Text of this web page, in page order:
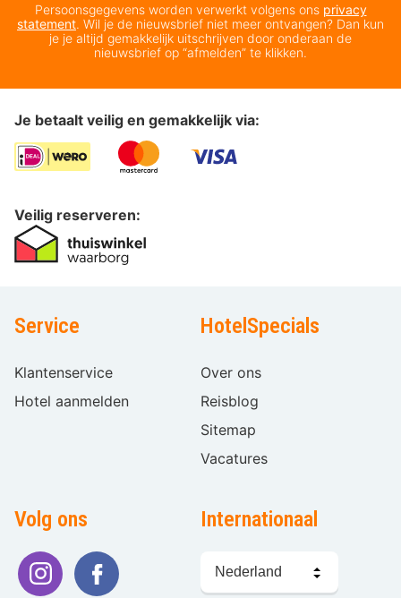
Persoonsgegevens worden verwerkt volgens ons privacy
statement. Wil je de nieuwsbrief niet meer ontvangen? Dan kun
je je altijd gemakkelijk uitschrijven door onderaan de
nieuwsbrief op “afmelden” te klikken.
Je betaalt veilig en gemakkelijk via:
Veilig reserveren:
Service
Klantenservice
Hotel aanmelden
HotelSpecials
Over ons
Reisblog
Sitemap
Vacatures
Volg ons Internationaal
kiezen